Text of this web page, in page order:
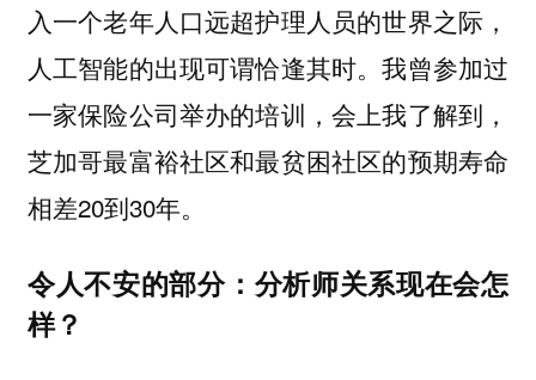
入一个老年人口远超护理人员的世界之际，
人工智能的出现可谓恰逢其时。我曾参加过
一家保险公司举办的培训，会上我了解到，
芝加哥最富裕社区和最贫困社区的预期寿命
相差20到30年。
令人不安的部分：分析师关系现在会怎
样？